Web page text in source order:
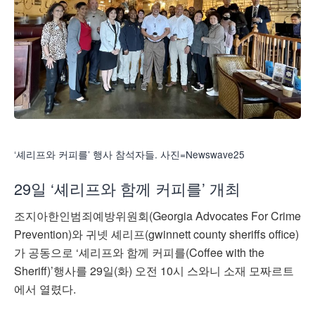
‘셰리프와 커피를’ 행사 참석자들. 사진=Newswave25
29일 ‘셰리프와 함께 커피를’ 개최
조지아한인범죄예방위원회(Georgia Advocates For Crime
Prevention)와 귀넷 셰리프(gwinnett county sheriffs office)
가 공동으로 ‘셰리프와 함께 커피를(Coffee with the
Sheriff)’행사를 29일(화) 오전 10시 스와니 소재 모짜르트
에서 열렸다.